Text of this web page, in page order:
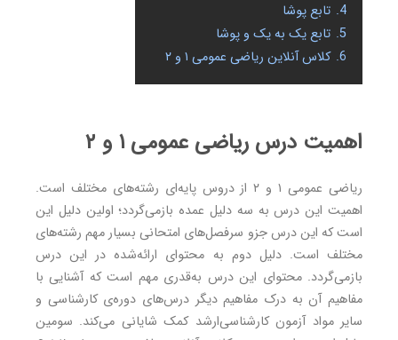
4. تابع پوشا
5. تابع یک به یک و پوشا
6. کلاس آنلاین ریاضی عمومی ۱ و ۲
اهمیت درس ریاضی عمومی ۱ و ۲
ریاضی عمومی ۱ و ۲ از دروس پایه‌ای رشته‌های مختلف است.
اهمیت این درس به سه دلیل عمده بازمی‌گردد؛ اولین دلیل این
است که این درس جزو سرفصل‌های امتحانی بسیار مهم رشته‌های
مختلف است. دلیل دوم به محتوای ارائه‌شده در این درس
بازمی‌گردد. محتوای این درس به‌قدری مهم است که آشنایی با
مفاهیم آن به درک مفاهیم دیگر درس‌های دوره‌ی کارشناسی و
سایر مواد آزمون کارشناسی‌ارشد کمک شایانی می‌کند. سومین